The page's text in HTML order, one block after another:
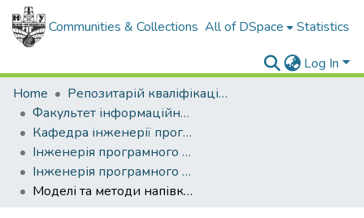
Communities & Collections All of DSpace Statistics
Log In
Home
Репозитарій кваліфікаційних робіт здобувачів вищої освіти
Факультет інформаційних технологій
Кафедра інженерії програмного забезпечення
Інженерія програмного забезпечення (рівень магістр)
Інженерія програмного забезпечення, магістр, 2025
Моделі та методи напівконтрольованого навчання для задач обробки медичних зображень